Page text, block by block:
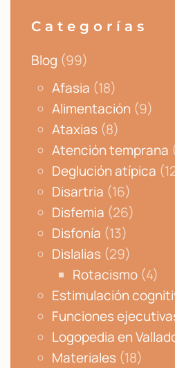
Categorías
Blog (99)
Afasia (18)
Alimentación (9)
Ataxias (8)
Atención temprana
Deglución atípica
Disartria (16)
Disfemia (26)
Disfonía (13)
Dislalias (29)
Rotacismo (4)
Estimulación
Funciones
Logopedia en
Materiales (18)